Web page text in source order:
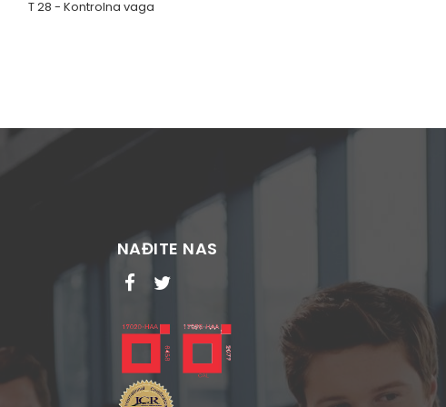
T 28 - Kontrolna vaga
NAĐITE NAS